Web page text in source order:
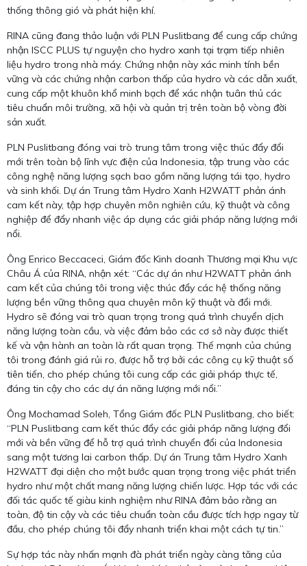
thống thông gió và phát hiện khí.
RINA cũng đang thảo luận với PLN Puslitbang để cung cấp chứng
nhận ISCC PLUS tự nguyện cho hydro xanh tại trạm tiếp nhiên
liệu hydro trong nhà máy. Chứng nhận này xác minh tính bền
vững và các chứng nhận carbon thấp của hydro và các dẫn xuất,
cung cấp một khuôn khổ minh bạch để xác nhận tuân thủ các
tiêu chuẩn môi trường, xã hội và quản trị trên toàn bộ vòng đời
sản xuất.
PLN Puslitbang đóng vai trò trung tâm trong việc thúc đẩy đổi
mới trên toàn bộ lĩnh vực điện của Indonesia, tập trung vào các
công nghệ năng lượng sạch bao gồm năng lượng tái tạo, hydro
và sinh khối. Dự án Trung tâm Hydro Xanh H2WATT phản ánh
cam kết này, tập hợp chuyên môn nghiên cứu, kỹ thuật và công
nghiệp để đẩy nhanh việc áp dụng các giải pháp năng lượng mới
nổi.
Ông Enrico Beccaceci, Giám đốc Kinh doanh Thương mại Khu vực
Châu Á của RINA, nhận xét: “Các dự án như H2WATT phản ánh
cam kết của chúng tôi trong việc thúc đẩy các hệ thống năng
lượng bền vững thông qua chuyên môn kỹ thuật và đổi mới.
Hydro sẽ đóng vai trò quan trọng trong quá trình chuyển dịch
năng lượng toàn cầu, và việc đảm bảo các cơ sở này được thiết
kế và vận hành an toàn là rất quan trọng. Thế mạnh của chúng
tôi trong đánh giá rủi ro, được hỗ trợ bởi các công cụ kỹ thuật số
tiên tiến, cho phép chúng tôi cung cấp các giải pháp thực tế,
đáng tin cậy cho các dự án năng lượng mới nổi.”
Ông Mochamad Soleh, Tổng Giám đốc PLN Puslitbang, cho biết:
“PLN Puslitbang cam kết thúc đẩy các giải pháp năng lượng đổi
mới và bền vững để hỗ trợ quá trình chuyển đổi của Indonesia
sang một tương lai carbon thấp. Dự án Trung tâm Hydro Xanh
H2WATT đại diện cho một bước quan trọng trong việc phát triển
hydro như một chất mang năng lượng chiến lược. Hợp tác với các
đối tác quốc tế giàu kinh nghiệm như RINA đảm bảo rằng an
toàn, độ tin cậy và các tiêu chuẩn toàn cầu được tích hợp ngay từ
đầu, cho phép chúng tôi đẩy nhanh triển khai một cách tự tin.”
Sự hợp tác này nhấn mạnh đà phát triển ngày càng tăng của